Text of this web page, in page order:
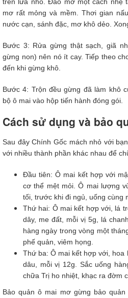
trên lửa nhỏ. Đảo mơ một cách nhẹ
mơ rất mỏng và mềm. Thơi gian
nước cạn, sánh đặc, mơ khô dẻo.
Bước 3: Rửa gừng thật sạch, giã
gừng non) nên nó ít cay. Tiếp theo
đến khi gừng khô.
Bước 4: Trộn đều gừng đã làm khô
bộ ô mai vào hộp tiến hành đóng gói.
Cách sử dụng và bảo
Sau đây Chính Gốc mách nhỏ với
với nhiều thành phần khác nhau để
Đầu tiên: Ô mai kết hợp với
cơ thể mệt mỏi. Ô mai lượng
tối, trước khi đi ngủ, uống cùng
Thứ hai: Ô mai kết hợp với, lá
dây, me đất, mỗi vị 5g, lá
hàng ngày trong vòng một
phế quản, viêm họng.
Thứ ba: Ô mai kết hợp với, hoa
dâu, mỗi vị 12g. Sắc uống
chữa Trị ho nhiệt, khạc ra đờm
Bảo quản ô mai mơ gừng bảo